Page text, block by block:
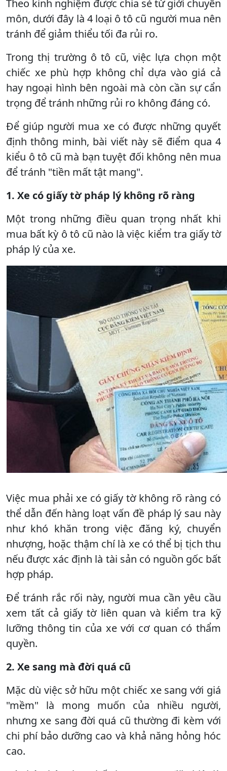
Theo kinh nghiệm được chia sẻ từ giới chuyên
môn, dưới đây là 4 loại ô tô cũ người mua nên
tránh để giảm thiểu tối đa rủi ro.
Trong thị trường ô tô cũ, việc lựa chọn một
chiếc xe phù hợp không chỉ dựa vào giá cả
hay ngoại hình bên ngoài mà còn cần sự cẩn
trọng để tránh những rủi ro không đáng có.
Để giúp người mua xe có được những quyết
định thông minh, bài viết này sẽ điểm qua 4
kiểu ô tô cũ mà bạn tuyệt đối không nên mua
để tránh "tiền mất tật mang".
1. Xe có giấy tờ pháp lý không rõ ràng
Một trong những điều quan trọng nhất khi
mua bất kỳ ô tô cũ nào là việc kiểm tra giấy tờ
pháp lý của xe.
Việc mua phải xe có giấy tờ không rõ ràng có
thể dẫn đến hàng loạt vấn đề pháp lý sau này
như khó khăn trong việc đăng ký, chuyển
nhượng, hoặc thậm chí là xe có thể bị tịch thu
nếu được xác định là tài sản có nguồn gốc bất
hợp pháp.
Để tránh rắc rối này, người mua cần yêu cầu
xem tất cả giấy tờ liên quan và kiểm tra kỹ
lưỡng thông tin của xe với cơ quan có thẩm
quyền.
2. Xe sang mà đời quá cũ
Mặc dù việc sở hữu một chiếc xe sang với giá
"mềm" là mong muốn của nhiều người,
nhưng xe sang đời quá cũ thường đi kèm với
chi phí bảo dưỡng cao và khả năng hỏng hóc
cao.